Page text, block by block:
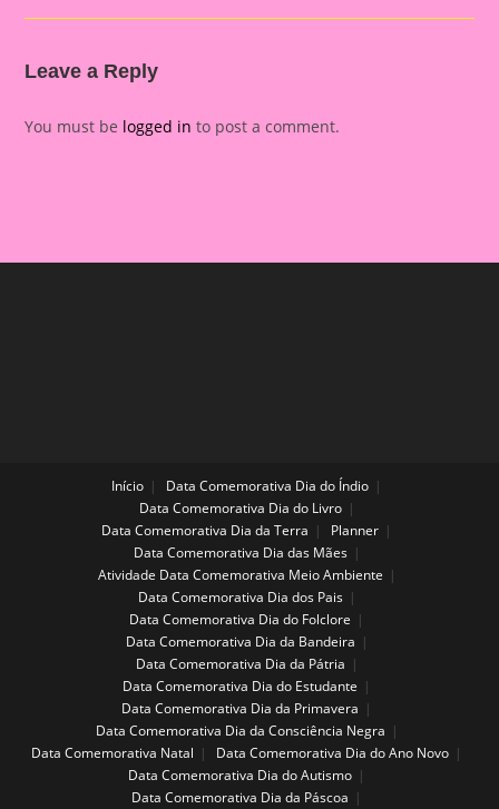
Leave a Reply
You must be logged in to post a comment.
Início
Data Comemorativa Dia do Índio
Data Comemorativa Dia do Livro
Data Comemorativa Dia da Terra
Planner
Data Comemorativa Dia das Mães
Atividade Data Comemorativa Meio Ambiente
Data Comemorativa Dia dos Pais
Data Comemorativa Dia do Folclore
Data Comemorativa Dia da Bandeira
Data Comemorativa Dia da Pátria
Data Comemorativa Dia do Estudante
Data Comemorativa Dia da Primavera
Data Comemorativa Dia da Consciência Negra
Data Comemorativa Natal
Data Comemorativa Dia do Ano Novo
Data Comemorativa Dia do Autismo
Data Comemorativa Dia da Páscoa